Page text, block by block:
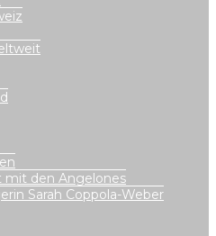
mit den Angelones
Sarah Coppola-Weber